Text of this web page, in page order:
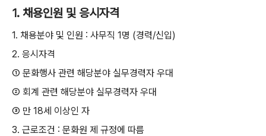
1. 채용인원 및 응시자격
1. 채용분야 및 인원 : 사무직 1명 (경력/신입)
2. 응시자격
① 문화행사 관련 해당분야 실무경력자 우대
② 회계 관련 해당분야 실무경력자 우대
③ 만 18세 이상인 자
3. 근로조건 : 문화원 제 규정에 따름